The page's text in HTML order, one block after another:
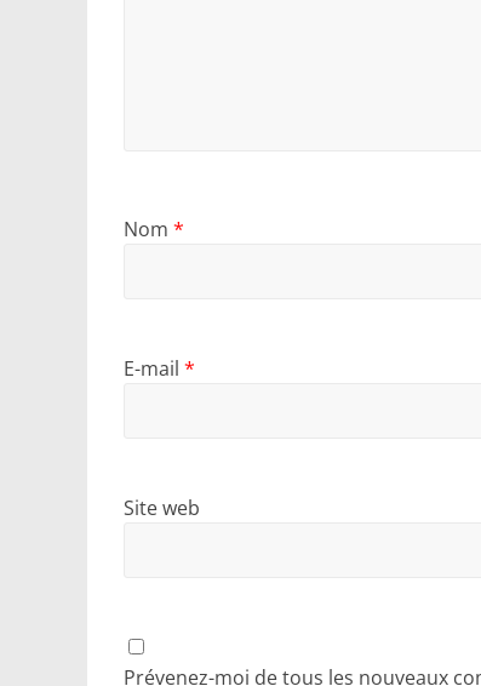
Nom *
E-mail *
Site web
Prévenez-moi de tous les nouveaux